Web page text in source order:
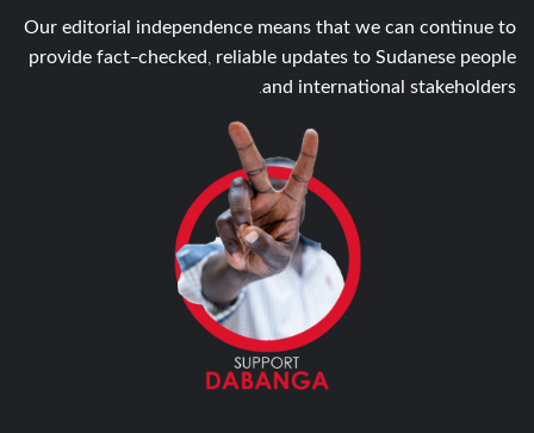
Our editorial independence means that we can continue to
provide fact-checked, reliable updates to Sudanese people
and international stakeholders.